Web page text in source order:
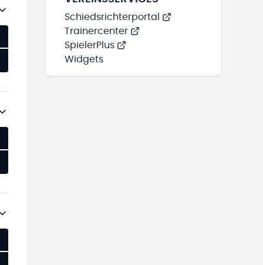
Schiedsrichterportal
Trainercenter
SpielerPlus
Widgets